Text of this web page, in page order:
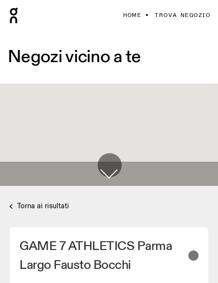
HOME TROVA NEGOZIO
Negozi vicino a te
Torna ai risultati
GAME 7 ATHLETICS Parma
Largo Fausto Bocchi